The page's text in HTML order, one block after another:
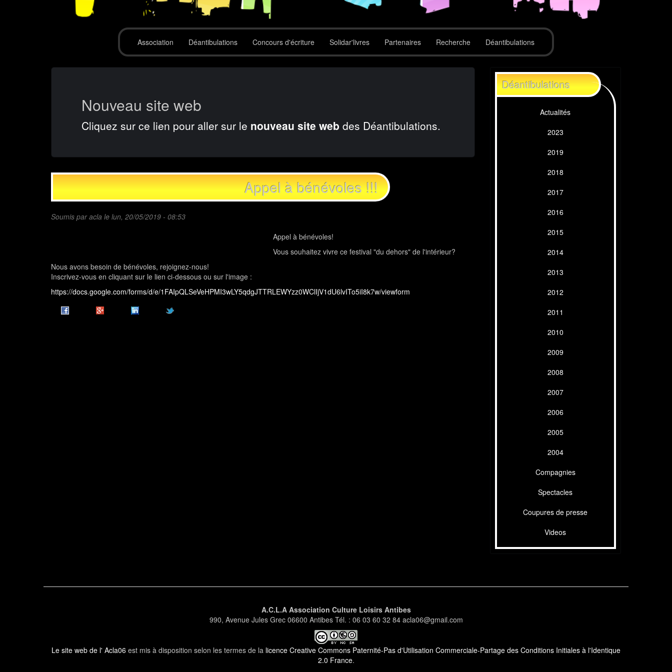
Association Déantibulations Concours d'écriture Solidar'livres Partenaires Recherche Déantibulations
Nouveau site web
Cliquez sur ce lien pour aller sur le nouveau site web des Déantibulations.
Appel à bénévoles !!!
Soumis paracla le lun, 20/05/2019 - 08:53
Appel à bénévoles!
Vous souhaitez vivre ce festival "du dehors" de l'intérieur?
Nous avons besoin de bénévoles, rejoignez-nous!
Inscrivez-vous en cliquant sur le lien ci-dessous ou sur l'image :
https://docs.google.com/forms/d/e/1FAIpQLSeVeHPMI3wLY5qdgJTTRLEWYzz0WClIjV1dU6lvITo5iI8k7w/viewform
Déantibulations
Actualités
2023
2019
2018
2017
2016
2015
2014
2013
2012
2011
2010
2009
2008
2007
2006
2005
2004
Compagnies
Spectacles
Coupures de presse
Videos
A.C.L.A Association Culture Loisirs Antibes
990, Avenue Jules Grec 06600 Antibes Tél. : 06 03 60 32 84 acla06@gmail.com
Le site web de l' Acla06 est mis à disposition selon les termes de la licence Creative Commons Paternité-Pas d'Utilisation Commerciale-Partage des Conditions Initiales à l'Identique
2.0 France.